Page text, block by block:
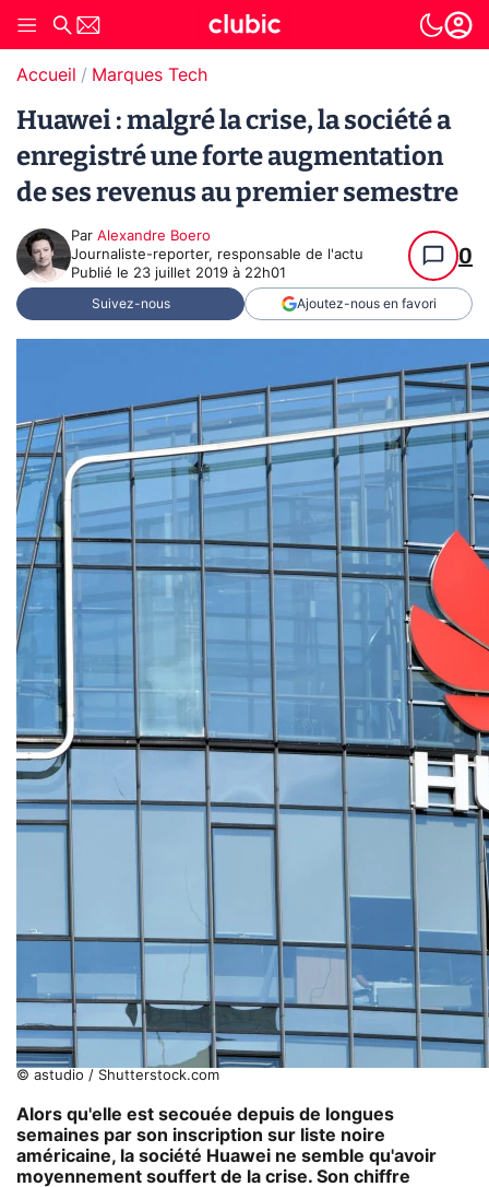
Accueil Marques Tech
Huawei : malgré la crise, la société a
enregistré une forte augmentation
de ses revenus au premier semestre
Par Alexandre Boero
Journaliste-reporter, responsable de l'actu
Publié le 23 juillet 2019 à 22h01
0
Suivez-nous Ajoutez-nous en favori
© astudio / Shutterstock.com
Alors qu'elle est secouée depuis de longues
semaines par son inscription sur liste noire
américaine, la société Huawei ne semble qu'avoir
moyennement souffert de la crise. Son chiffre